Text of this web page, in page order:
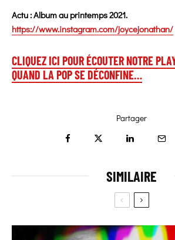
Actu : Album au printemps 2021.
https://www.instagram.com/joycejonathan/
CLIQUEZ ICI POUR ÉCOUTER NOTRE
QUAND LA POP SE DÉCONFINE…
Partager
SIMILAIRE